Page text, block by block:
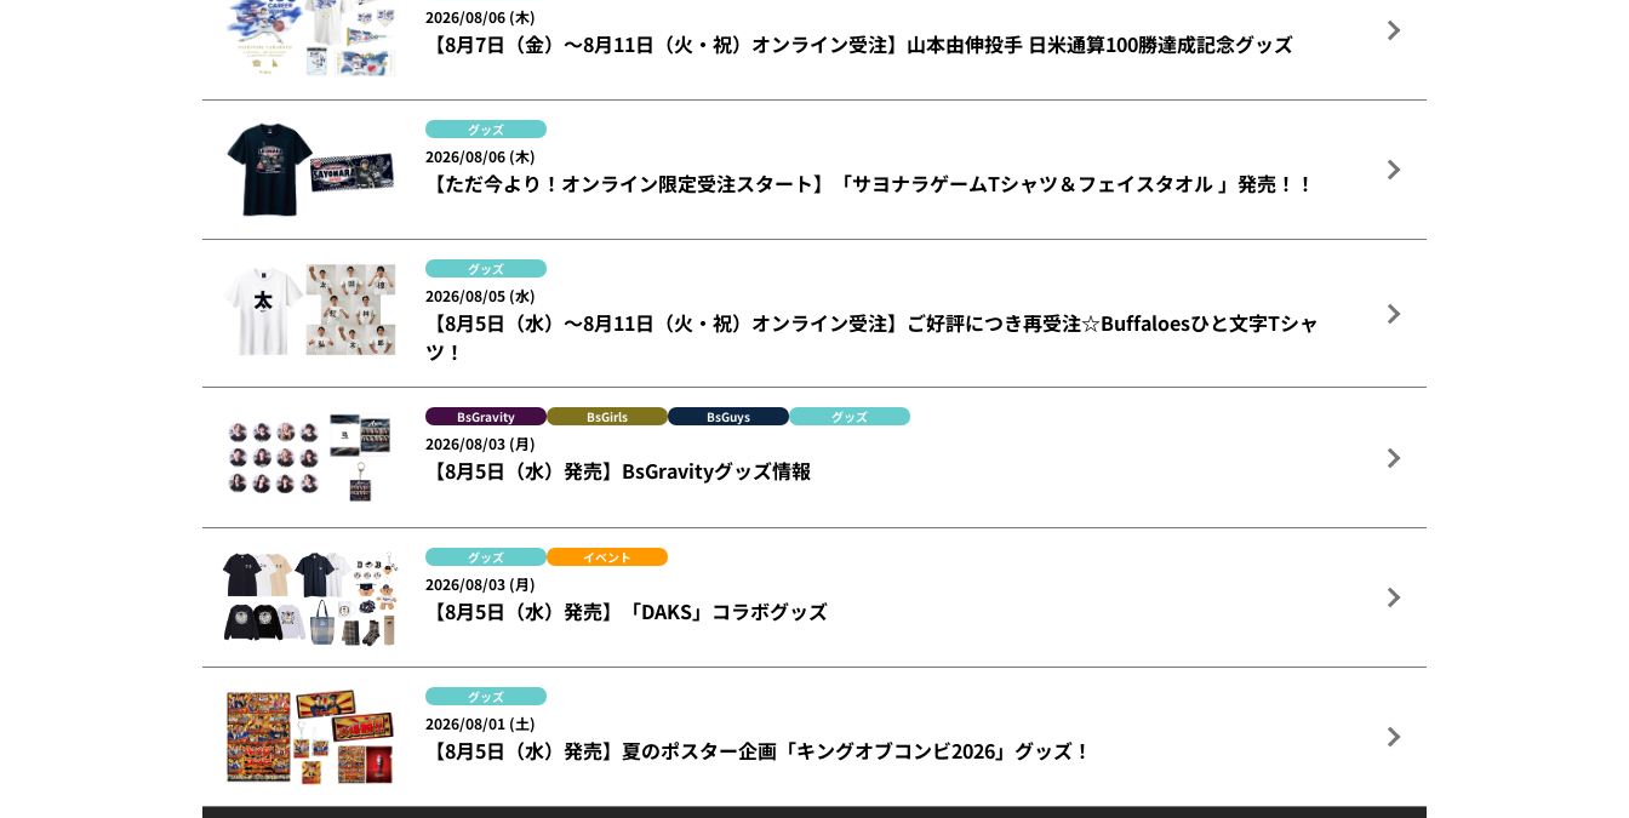
2026/08/06 (木)
【8月7日（金）～8月11日（火・祝）オンライン受注】山本由伸投手 日米通算100勝達成記念グッズ
グッズ
2026/08/06 (木)
【ただ今より！オンライン限定受注スタート】「サヨナラゲームTシャツ＆フェイスタオル 」発売！！
グッズ
2026/08/05 (水)
【8月5日（水）～8月11日（火・祝）オンライン受注】ご好評につき再受注☆Buffaloesひと文字Tシャ
ツ！
BsGravity BsGirls BsGuys グッズ
2026/08/03 (月)
【8月5日（水）発売】BsGravityグッズ情報
グッズ イベント
2026/08/03 (月)
【8月5日（水）発売】「DAKS」コラボグッズ
グッズ
2026/08/01 (土)
【8月5日（水）発売】夏のポスター企画「キングオブコンビ2026」グッズ！